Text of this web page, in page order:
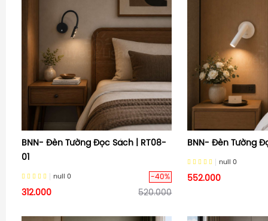
BNN- Đèn Tường Đọc Sách | RT08-
01
null 0 -40%
312.000 520.000
BNN- Đèn Tường
null 0
552.000